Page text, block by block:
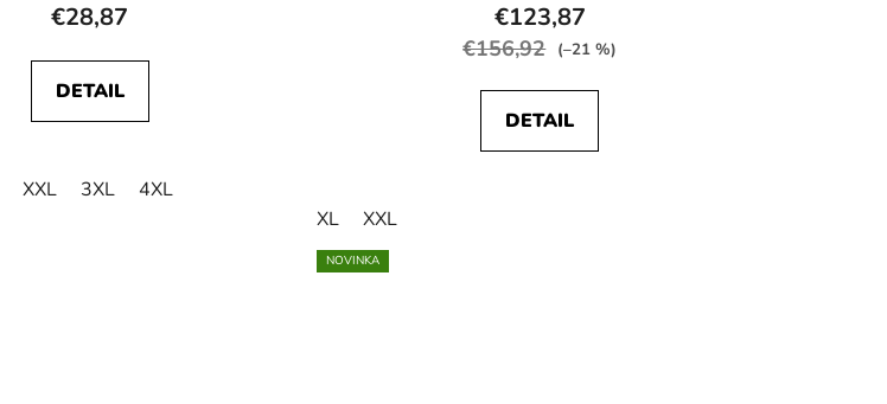
€28,87
DETAIL
XXL 3XL 4XL
€123,87
€156,92 (–21 %)
DETAIL
XL XXL
NOVINKA